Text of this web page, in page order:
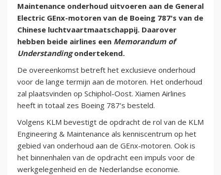
Maintenance onderhoud uitvoeren aan de General
Electric GEnx-motoren van de Boeing 787's van de
Chinese luchtvaartmaatschappij. Daarover
hebben beide airlines een Memorandum of
Understandingondertekend.
De overeenkomst betreft het exclusieve onderhoud
voor de lange termijn aan de motoren. Het onderhoud
zal plaatsvinden op Schiphol-Oost. Xiamen Airlines
heeft in totaal zes Boeing 787’s besteld.
Volgens KLM bevestigt de opdracht de rol van de KLM
Engineering & Maintenance als kenniscentrum op het
gebied van onderhoud aan de GEnx-motoren. Ook is
het binnenhalen van de opdracht een impuls voor de
werkgelegenheid en de Nederlandse economie.